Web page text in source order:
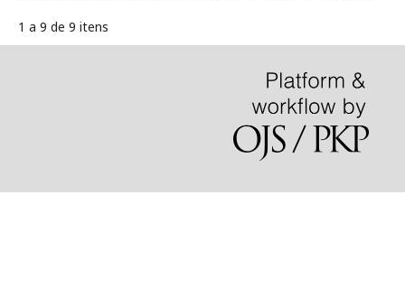
1 a 9 de 9 itens